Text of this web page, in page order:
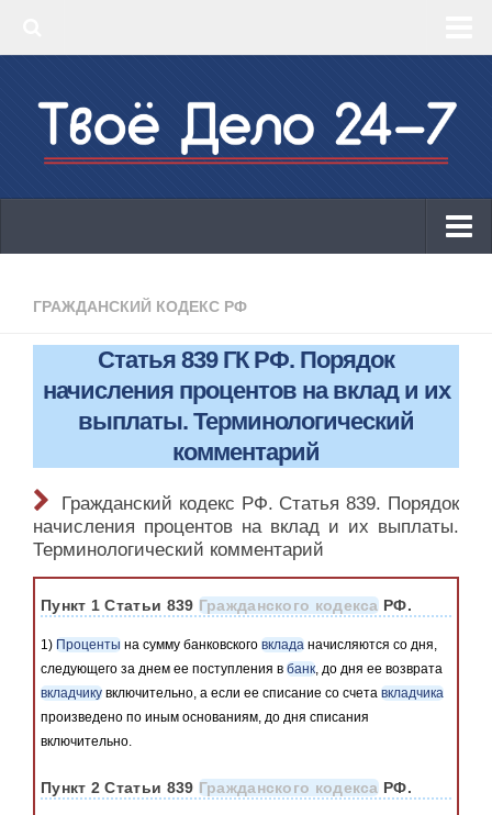
‣ КБК 2019
КБК 2019
ОКВЭД 2019
Онлайн-кассы 2019: 54-ФЗ!
ГРАЖДАНСКИЙ КОДЕКС РФ
Статья 839 ГК РФ. Порядок
начисления процентов на вклад и их
выплаты. Терминологический
комментарий
Гражданский кодекс РФ. Статья 839. Порядок
начисления процентов на вклад и их выплаты.
Терминологический комментарий
Пункт 1 Статьи 839 Гражданского кодекса РФ.
1) Проценты на сумму банковского вклада начисляются со дня,
следующего за днем ее поступления в банк, до дня ее возврата
вкладчику включительно, а если ее списание со счета вкладчика
произведено по иным основаниям, до дня списания
включительно.
Пункт 2 Статьи 839 Гражданского кодекса РФ.